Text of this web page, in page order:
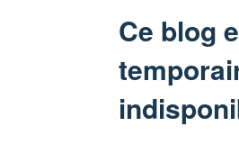
Ce blog